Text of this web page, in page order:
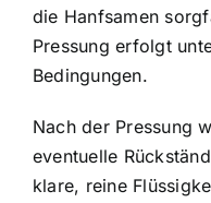
die Hanfsamen
Pressung erfolgt
Bedingungen.
Nach der Pressung
eventuelle
klare, reine